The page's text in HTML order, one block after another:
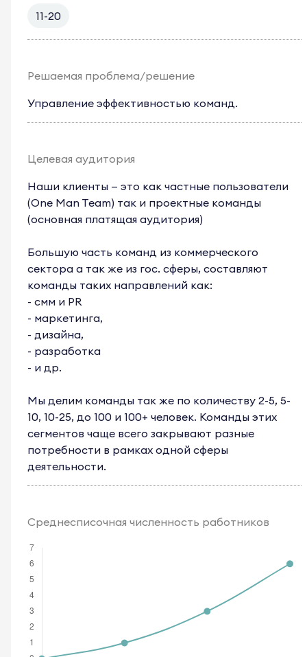
11-20
Решаемая проблема/решение
Управление эффективностью команд.
Целевая аудитория
Наши клиенты — это как частные пользователи
(One Man Team) так и проектные команды
(основная платящая аудитория)
Большую часть команд из коммерческого
сектора а так же из гос. сферы, составляют
команды таких направлений как:
- смм и PR
- маркетинга,
- дизайна,
- разработка
- и др.
Мы делим команды так же по количеству 2-5, 5-
10, 10-25, до 100 и 100+ человек. Команды этих
сегментов чаще всего закрывают разные
потребности в рамках одной сферы
деятельности.
Среднесписочная численность работников